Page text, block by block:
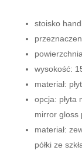
stoisko
wysokość:
materiał:
opcja: płyta
mirror gloss
materiał:
półki ze